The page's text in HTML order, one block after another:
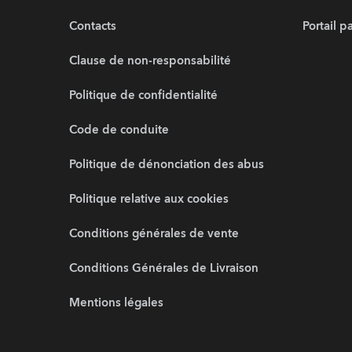
Contacts
Clause de non-responsabilité
Politique de confidentialité
Code de conduite
Politique de dénonciation des abus
Politique relative aux cookies
Conditions générales de vente
Conditions Générales de Livraison
Mentions légales
Portail